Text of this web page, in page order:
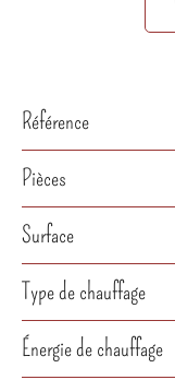
Référence
Pièces
Surface
Type de chauffage
Énergie de chauffage